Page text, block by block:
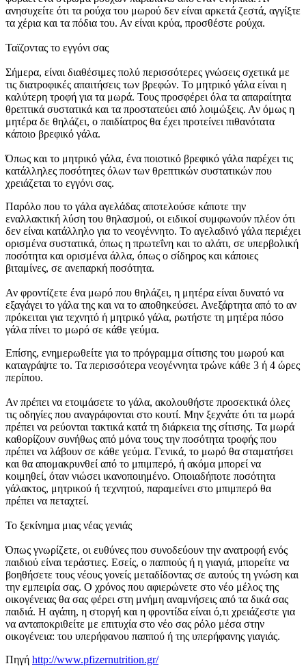
ανησυχείτε ότι τα ρούχα του μωρού δεν είναι αρκετά ζεστά, αγγίξτε
τα χέρια και τα πόδια του. Αν είναι κρύα, προσθέστε ρούχα.
Ταϊζοντας το εγγόνι σας
Σήμερα, είναι διαθέσιμες πολύ περισσότερες γνώσεις σχετικά με
τις διατροφικές απαιτήσεις των βρεφών. Το μητρικό γάλα είναι η
καλύτερη τροφή για τα μωρά. Τους προσφέρει όλα τα απαραίτητα
θρεπτικά συστατικά και τα προστατεύει από λοιμώξεις. Αν όμως η
μητέρα δε θηλάζει, ο παιδίατρος θα έχει προτείνει πιθανότατα
κάποιο βρεφικό γάλα.
Όπως και το μητρικό γάλα, ένα ποιοτικό βρεφικό γάλα παρέχει τις
κατάλληλες ποσότητες όλων των θρεπτικών συστατικών που
χρειάζεται το εγγόνι σας.
Παρόλο που το γάλα αγελάδας αποτελούσε κάποτε την
εναλλακτική λύση του θηλασμού, οι ειδικοί συμφωνούν πλέον ότι
δεν είναι κατάλληλο για το νεογέννητο. Το αγελαδινό γάλα περιέχει
ορισμένα συστατικά, όπως η πρωτεΐνη και το αλάτι, σε υπερβολική
ποσότητα και ορισμένα άλλα, όπως ο σίδηρος και κάποιες
βιταμίνες, σε ανεπαρκή ποσότητα.
Αν φροντίζετε ένα μωρό που θηλάζει, η μητέρα είναι δυνατό να
εξαγάγει το γάλα της και να το αποθηκεύσει. Ανεξάρτητα από το αν
πρόκειται για τεχνητό ή μητρικό γάλα, ρωτήστε τη μητέρα πόσο
γάλα πίνει το μωρό σε κάθε γεύμα.
Επίσης, ενημερωθείτε για το πρόγραμμα σίτισης του μωρού και
καταγράψτε το. Τα περισσότερα νεογέννητα τρώνε κάθε 3 ή 4 ώρες
περίπου.
Αν πρέπει να ετοιμάσετε το γάλα, ακολουθήστε προσεκτικά όλες
τις οδηγίες που αναγράφονται στο κουτί. Μην ξεχνάτε ότι τα μωρά
πρέπει να ρεύονται τακτικά κατά τη διάρκεια της σίτισης. Τα μωρά
καθορίζουν συνήθως από μόνα τους την ποσότητα τροφής που
πρέπει να λάβουν σε κάθε γεύμα. Γενικά, το μωρό θα σταματήσει
και θα απομακρυνθεί από το μπιμπερό, ή ακόμα μπορεί να
κοιμηθεί, όταν νιώσει ικανοποιημένο. Οποιαδήποτε ποσότητα
γάλακτος, μητρικού ή τεχνητού, παραμείνει στο μπιμπερό θα
πρέπει να πεταχτεί.
Το ξεκίνημα μιας νέας γενιάς
Όπως γνωρίζετε, οι ευθύνες που συνοδεύουν την ανατροφή ενός
παιδιού είναι τεράστιες. Εσείς, ο παππούς ή η γιαγιά, μπορείτε να
βοηθήσετε τους νέους γονείς μεταδίδοντας σε αυτούς τη γνώση και
την εμπειρία σας. Ο χρόνος που αφιερώνετε στο νέο μέλος της
οικογένειας θα σας φέρει στη μνήμη αναμνήσεις από τα δικά σας
παιδιά. Η αγάπη, η στοργή και η φροντίδα είναι ό,τι χρειάζεστε για
να ανταποκριθείτε με επιτυχία στο νέο σας ρόλο μέσα στην
οικογένεια: του υπερήφανου παππού ή της υπερήφανης γιαγιάς.
Πηγή http://www.pfizernutrition.gr/